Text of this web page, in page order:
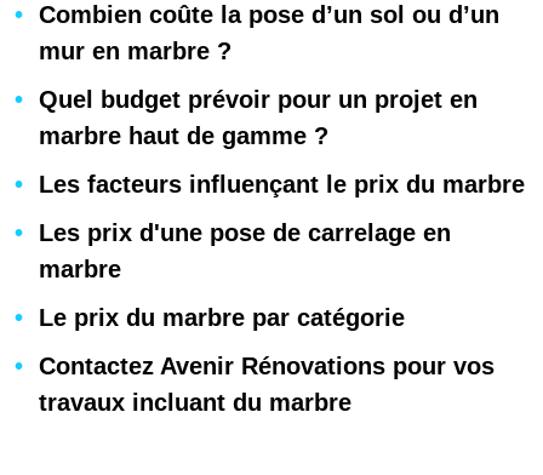
Combien coûte la pose d’un sol ou d’un
mur en marbre ?
Quel budget prévoir pour un projet en
marbre haut de gamme ?
Les facteurs influençant le prix du marbre
Les prix d'une pose de carrelage en
marbre
Le prix du marbre par catégorie
Contactez Avenir Rénovations pour vos
travaux incluant du marbre